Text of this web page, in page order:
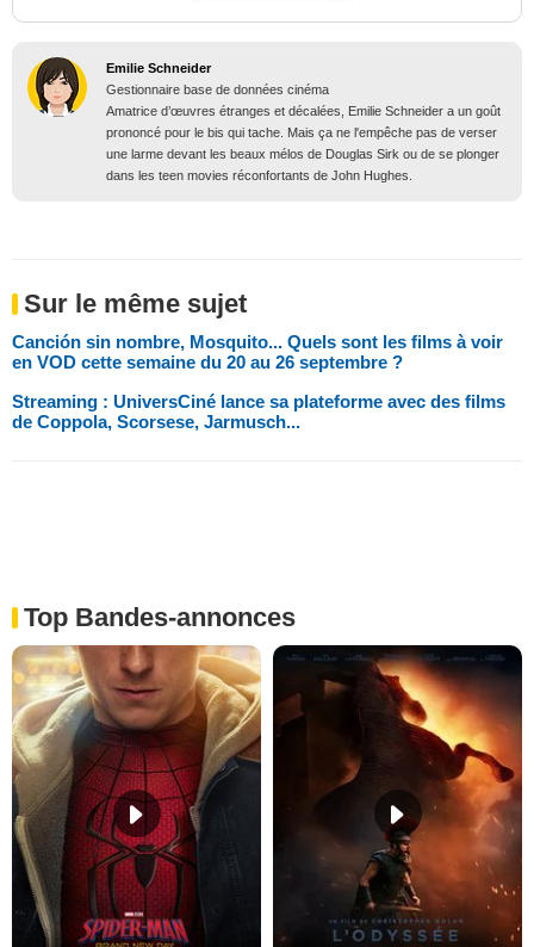
Emilie Schneider
Gestionnaire base de données cinéma
Amatrice d’œuvres étranges et décalées, Emilie Schneider a un goût
prononcé pour le bis qui tache. Mais ça ne l'empêche pas de verser
une larme devant les beaux mélos de Douglas Sirk ou de se plonger
dans les teen movies réconfortants de John Hughes.
Sur le même sujet
Canción sin nombre, Mosquito... Quels sont les films à voir
en VOD cette semaine du 20 au 26 septembre ?
Streaming : UniversCiné lance sa plateforme avec des films
de Coppola, Scorsese, Jarmusch...
Top Bandes-annonces